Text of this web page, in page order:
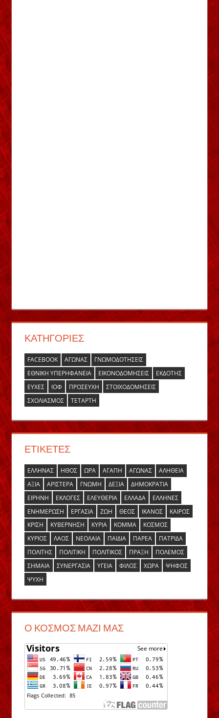
ΚΑΤΗΓΟΡΊΕΣ
FACEBOOK ΑΓΏΝΑΣ
ΓΝΩΜΟΔΟΤΉΣΕΙΣ
ΕΘΝΙΚΉ ΥΠΕΡΗΦΆΝΕΙΑ
ΕΙΚΟΝΟΔΟΜΉΣΕΙΣ
ΕΚΔΌΤΗΣ
ΕΥΧΈΣ
ΙΌΦ ΠΡΟΣΕΥΧΉ
ΣΤΟΙΧΟΔΟΜΉΣΕΙΣ
ΣΧΟΛΙΑΣΜΌΣ
ΤΕΤΆΡΤΗ
ΕΤΙΚΈΤΕΣ
ΈΛΛΗΝΑΣ ΉΘΟΣ ΏΡΑ ΑΓΆΠΗ ΑΓΏΝΑΣ
ΑΛΉΘΕΙΑ
ΑΞΊΑ
ΑΡΙΣΤΕΡΆ ΓΝΏΜΗ ΔΕΞΙΆ
ΔΗΜΟΚΡΑΤΊΑ
ΕΙΡΉΝΗ
ΕΚΛΟΓΈΣ ΕΛΕΥΘΕΡΊΑ ΕΛΛΆΔΑ
ΕΛΛΗΝΕΣ
ΕΝΗΜΈΡΩΣΗ
ΕΡΓΑΣΊΑ ΖΩΉ ΘΕΌΣ ΙΚΑΝΌΣ
ΚΑΙΡΌΣ
ΚΡΊΣΗ
ΚΥΒΈΡΝΗΣΗ ΚΥΡΊΑ ΚΌΜΜΑ
ΚΌΣΜΟΣ
ΚΎΡΙΟΣ
ΛΑΌΣ ΝΕΟΛΑΊΑ ΠΑΙΔΙΆ ΠΑΡΈΑ
ΠΑΤΡΊΔΑ
ΠΟΛΊΤΗΣ
ΠΟΛΙΤΙΚΉ ΠΟΛΙΤΙΚΌΣ ΠΡΆΞΗ
ΠΌΛΕΜΟΣ
ΣΗΜΑΊΑ
ΣΥΝΕΡΓΑΣΊΑ ΥΓΕΊΑ ΦΊΛΟΣ ΧΏΡΑ
ΨΉΦΟΣ
ΨΥΧΉ
Ο ΚΌΣΜΟΣ ΜΑΖΊ ΜΑΣ